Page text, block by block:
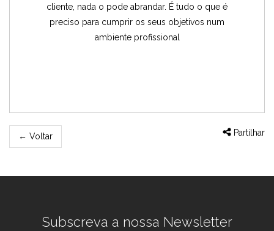
cliente, nada o pode abrandar. É tudo o que é
preciso para cumprir os seus objetivos num
ambiente profissional
← Voltar Partilhar
Subscreva a nossa Newsletter